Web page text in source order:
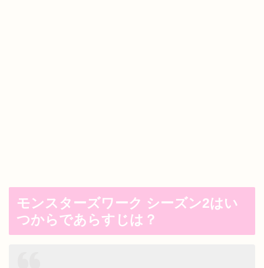
モンスターズワーク シーズン2はい
つからであらすじは？